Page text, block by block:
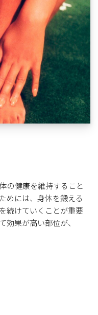
の健康を維持すること
めには、身体を鍛える
続けていくことが重要
効果が高い部位が、